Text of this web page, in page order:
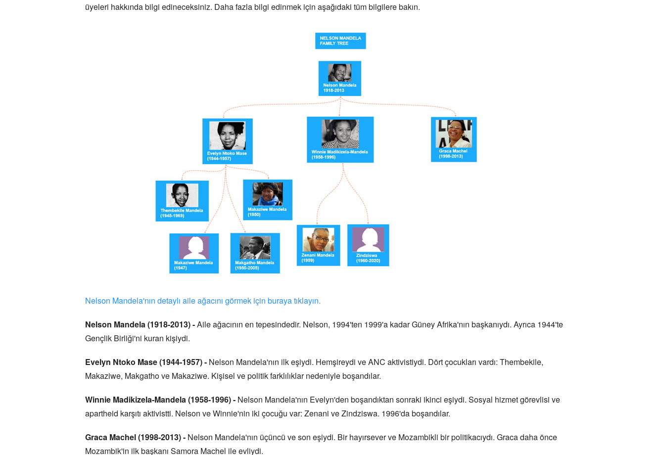
üyeleri hakkında bilgi edineceksiniz. Daha fazla bilgi edinmek için aşağıdaki tüm bilgilere bakın.
Nelson Mandela'nın detaylı aile ağacını görmek için buraya tıklayın.
Nelson Mandela (1918-2013) -Aile ağacının en tepesindedir. Nelson, 1994'ten 1999'a kadar Güney Afrika'nın başkanıydı. Ayrıca 1944'te
Gençlik Birliği'ni kuran kişiydi.
Evelyn Ntoko Mase (1944-1957) - Nelson Mandela'nın ilk eşiydi. Hemşireydi ve ANC aktivistiydi. Dört çocukları vardı: Thembekile,
Makaziwe, Makgatho ve Makaziwe. Kişisel ve politik farklılıklar nedeniyle boşandılar.
Winnie Madikizela-Mandela (1958-1996) - Nelson Mandela'nın Evelyn'den boşandıktan sonraki ikinci eşiydi. Sosyal hizmet görevlisi ve
apartheid karşıtı aktivistti. Nelson ve Winnie'nin iki çocuğu var: Zenani ve Zindziswa. 1996'da boşandılar.
Graca Machel (1998-2013) - Nelson Mandela'nın üçüncü ve son eşiydi. Bir hayırsever ve Mozambikli bir politikacıydı. Graca daha önce
Mozambik'in ilk başkanı Samora Machel ile evliydi.